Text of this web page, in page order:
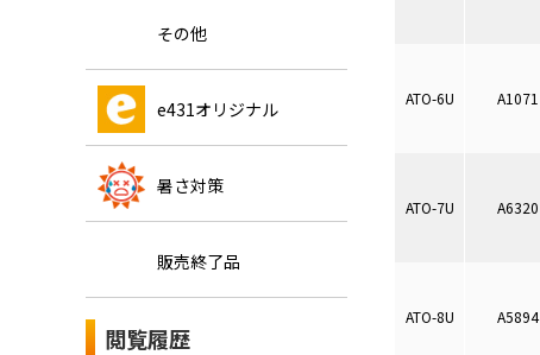
その他
e431オリジナル
暑さ対策
販売終了品
閲覧履歴
ATO-6U A1071
ATO-7U A6320
ATO-8U A5894